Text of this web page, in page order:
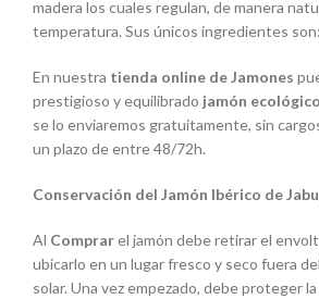
madera los cuales regulan, de manera
temperatura. Sus únicos ingredientes
En nuestra tienda online de Jamones
prestigioso y equilibrado jamón ecológico
se lo enviaremos gratuitamente, sin
un plazo de entre 48/72h.
Conservación del Jamón Ibérico de
Al Comprarel jamón debe retirar el
ubicarlo en un lugar fresco y seco fuera
solar. Una vez empezado, debe proteger